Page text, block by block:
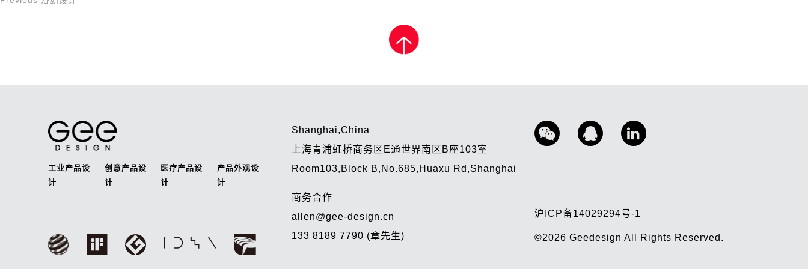
文
导
工业产品设
计
创意产品设
计
医疗产品设
计
产品外观设
计
Shanghai,China
上海青浦虹桥商务区E通世界南区B座103室
Room103,Block B,No.685,Huaxu Rd,Shanghai
商务合作
allen@gee-design.cn
133 8189 7790 (章先生)
沪ICP备14029294号-1
©2026GeedesignAll Rights Reserved.